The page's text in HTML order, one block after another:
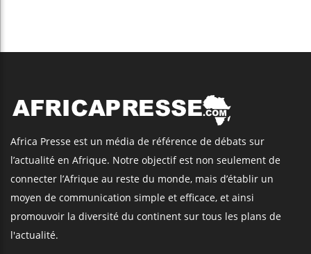
Africa Presse est un média de référence de débats sur
l’actualité en Afrique. Notre objectif est non seulement de
connecter l’Afrique au reste du monde, mais d’établir un
moyen de communication simple et efficace, et ainsi
promouvoir la diversité du continent sur tous les plans de
l'actualité.